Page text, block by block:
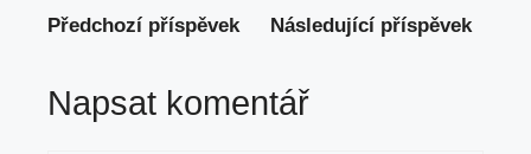
Předchozí příspěvek Následující příspěvek
Napsat komentář